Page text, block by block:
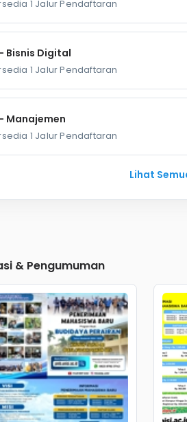
1 Jalur Pendaftaran
- Bisnis Digital
1 Jalur Pendaftaran
- Manajemen
1 Jalur Pendaftaran
Lihat
& Pengumuman